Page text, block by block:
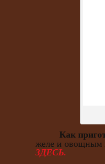
Как
желе и овощным
ЗДЕСЬ.